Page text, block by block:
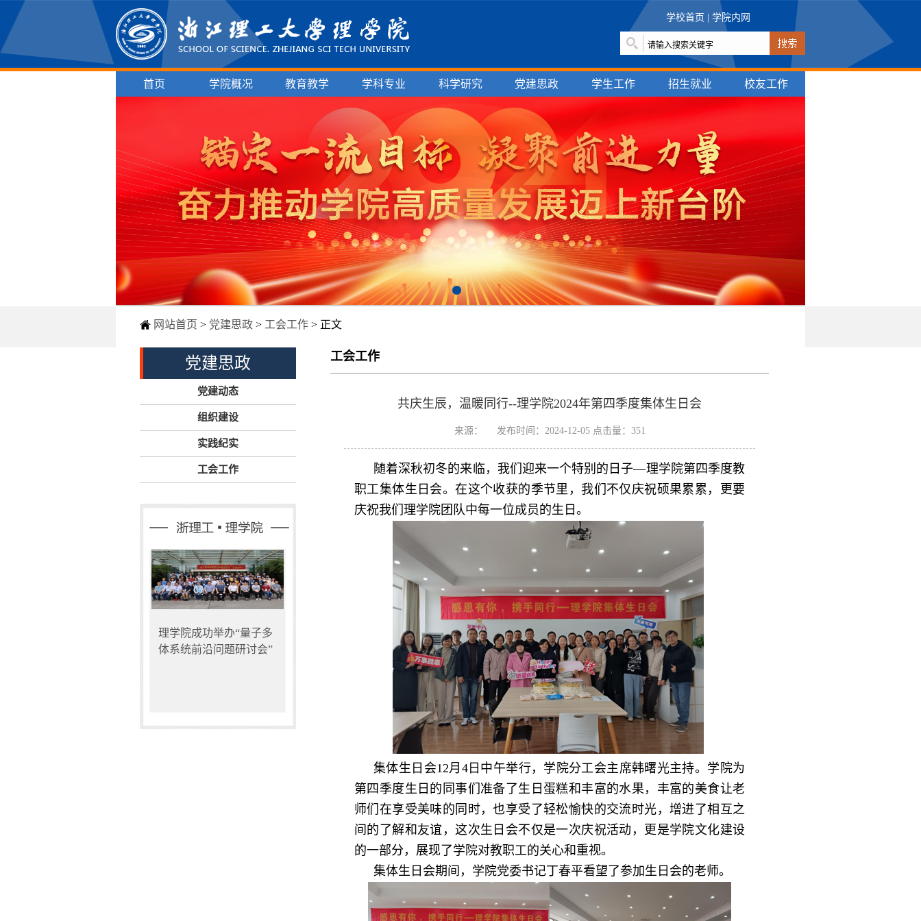
学校首页 学院内网
首页 学院概况 教育教学 学科专业 科学研究 党建思政 学生工作 招生就业 校友工作
网站首页 > 党建思政 > 工会工作 > 正文
党建思政
党建动态
组织建设
实践纪实
工会工作
理学院成功举办“量子多
体系统前沿问题研讨会”
工会工作
共庆生辰，温暖同行--理学院2024年第四季度集体生日会
来源： 发布时间：2024-12-05 点击量： 351
随着深秋初冬的来临，我们迎来一个特别的日子—理学院第四季度教
职工集体生日会。在这个收获的季节里，我们不仅庆祝硕果累累，更要
庆祝我们理学院团队中每一位成员的生日。
集体生日会12月4日中午举行，学院分工会主席韩曙光主持。学院为
第四季度生日的同事们准备了生日蛋糕和丰富的水果，丰富的美食让老
师们在享受美味的同时，也享受了轻松愉快的交流时光，增进了相互之
间的了解和友谊，这次生日会不仅是一次庆祝活动，更是学院文化建设
的一部分，展现了学院对教职工的关心和重视。
集体生日会期间，学院党委书记丁春平看望了参加生日会的老师。